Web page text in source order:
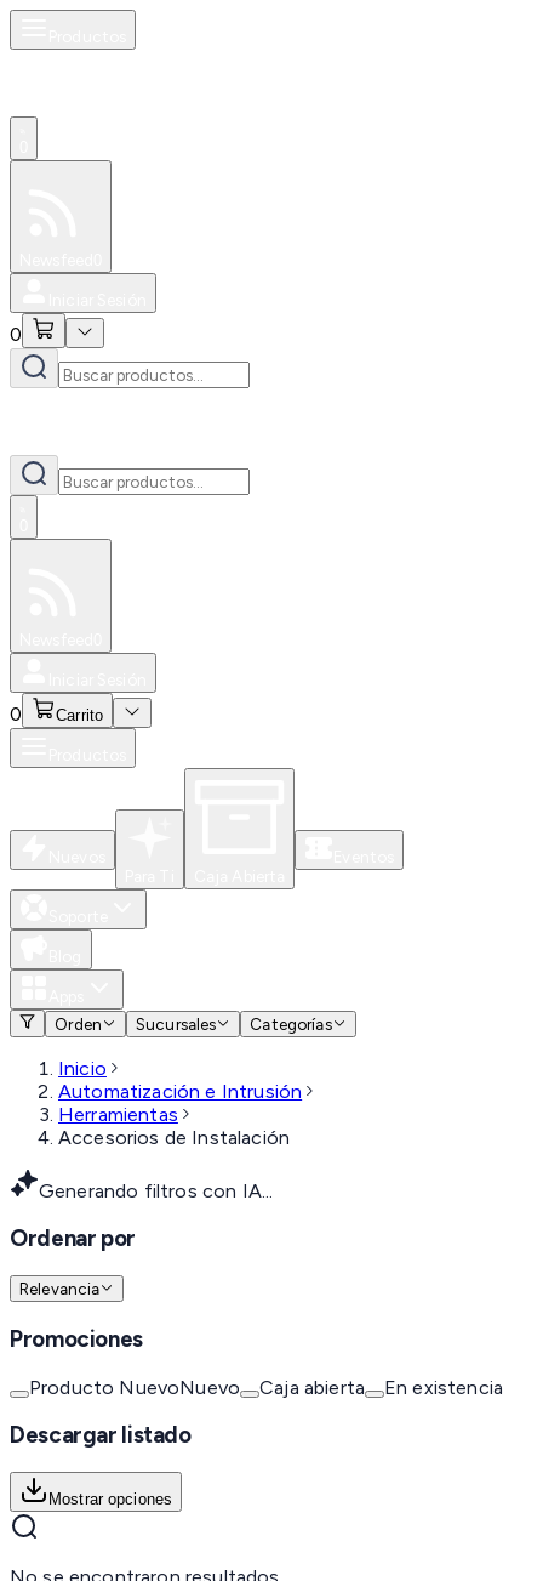
0
0 Carrito
Orden
Sucursales Categorías
Inicio
Automatización e Intrusión
Herramientas
Accesorios de Instalación
Generando filtros con IA...
Ordenar por
Relevancia
Promociones
Producto NuevoNuevo Caja abierta En existencia
Descargar listado
Mostrar opciones